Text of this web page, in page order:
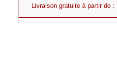
Livraison gratuite à partir de :